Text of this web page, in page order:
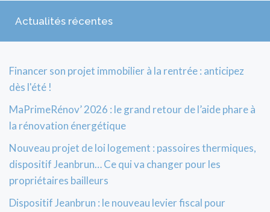
Actualités récentes
Financer son projet immobilier à la rentrée : anticipez
dès l'été !
MaPrimeRénov’ 2026 : le grand retour de l’aide phare à
la rénovation énergétique
Nouveau projet de loi logement : passoires thermiques,
dispositif Jeanbrun… Ce qui va changer pour les
propriétaires bailleurs
Dispositif Jeanbrun : le nouveau levier fiscal pour